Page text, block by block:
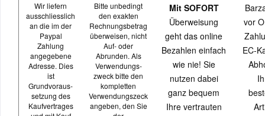
Wir liefern
ausschliesslich
an die im der
Paypal
Zahlung
angegebene
Adresse. Dies
ist
Grundvoraus-
setzung des
Kaufvertrages
Bitte unbedingt
den exakten
Rechnungsbetrag
überweisen, nicht
Auf- oder
Abrunden. Als
Verwendungs-
zweck bitte den
kompletten
Verwendungszeck
angeben, den Sie
Mit SOFORT
Überweisung
geht das online
Bezahlen einfach
wie nie! Sie
nutzen dabei
ganz bequem
Ihre vertrauten
vor
EC-